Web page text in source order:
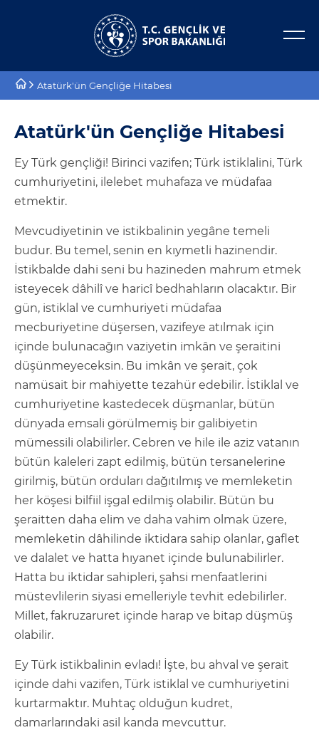
Atatürk'ün Gençliğe Hitabesi
Atatürk'ün Gençliğe Hitabesi
Ey Türk gençliği! Birinci vazifen; Türk istiklalini, Türk
cumhuriyetini, ilelebet muhafaza ve müdafaa
etmektir.
Mevcudiyetinin ve istikbalinin yegâne temeli
budur. Bu temel, senin en kıymetli hazinendir.
İstikbalde dahi seni bu hazineden mahrum etmek
isteyecek dâhilî ve haricî bedhahların olacaktır. Bir
gün, istiklal ve cumhuriyeti müdafaa
mecburiyetine düşersen, vazifeye atılmak için
içinde bulunacağın vaziyetin imkân ve şeraitini
düşünmeyeceksin. Bu imkân ve şerait, çok
namüsait bir mahiyette tezahür edebilir. İstiklal ve
cumhuriyetine kastedecek düşmanlar, bütün
dünyada emsali görülmemiş bir galibiyetin
mümessili olabilirler. Cebren ve hile ile aziz vatanın
bütün kaleleri zapt edilmiş, bütün tersanelerine
girilmiş, bütün orduları dağıtılmış ve memleketin
her köşesi bilfiil işgal edilmiş olabilir. Bütün bu
şeraitten daha elim ve daha vahim olmak üzere,
memleketin dâhilinde iktidara sahip olanlar, gaflet
ve dalalet ve hatta hıyanet içinde bulunabilirler.
Hatta bu iktidar sahipleri, şahsi menfaatlerini
müstevlilerin siyasi emelleriyle tevhit edebilirler.
Millet, fakruzaruret içinde harap ve bitap düşmüş
olabilir.
Ey Türk istikbalinin evladı! İşte, bu ahval ve şerait
içinde dahi vazifen, Türk istiklal ve cumhuriyetini
kurtarmaktır. Muhtaç olduğun kudret,
damarlarındaki asil kanda mevcuttur.
Bakan Yardımcıları
Tarihçe
Misyon, Vizyon
Teşkilat Şeması
Mevzuat
Kurumsal Kimlik
Planlar ve Raporlar
Projeler
Proje Destekleri